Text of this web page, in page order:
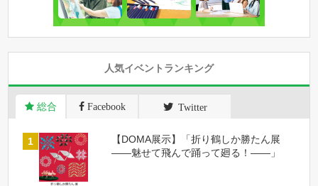
人気イベントランキング
総合 Facebook Twitter
【DOMA展示】「折り鶴しか勝たん展
――魅せて飛んで踊って廻る！――」